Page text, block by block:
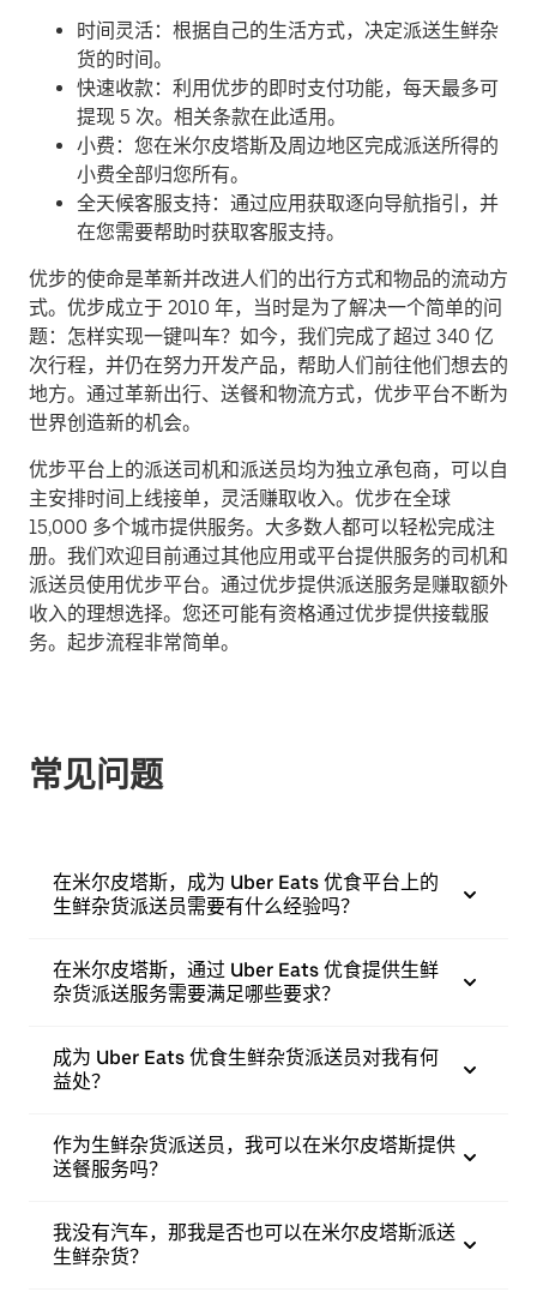
时间灵活：根据自己的生活方式，决定派送生鲜杂
货的时间。
快速收款：利用优步的即时支付功能，每天最多可
提现 5 次。相关条款在此适用。
小费：您在米尔皮塔斯及周边地区完成派送所得的
小费全部归您所有。
全天候客服支持：通过应用获取逐向导航指引，并
在您需要帮助时获取客服支持。
优步的使命是革新并改进人们的出行方式和物品的流动方
式。优步成立于 2010 年，当时是为了解决一个简单的问
题：怎样实现一键叫车？如今，我们完成了超过 340 亿
次行程，并仍在努力开发产品，帮助人们前往他们想去的
地方。通过革新出行、送餐和物流方式，优步平台不断为
世界创造新的机会。
优步平台上的派送司机和派送员均为独立承包商，可以自
主安排时间上线接单，灵活赚取收入。优步在全球
15,000 多个城市提供服务。大多数人都可以轻松完成注
册。我们欢迎目前通过其他应用或平台提供服务的司机和
派送员使用优步平台。通过优步提供派送服务是赚取额外
收入的理想选择。您还可能有资格通过优步提供接载服
务。起步流程非常简单。
常见问题
在米尔皮塔斯，成为 Uber Eats 优食平台上的
生鲜杂货派送员需要有什么经验吗？
在米尔皮塔斯，通过 Uber Eats 优食提供生鲜
杂货派送服务需要满足哪些要求？
成为 Uber Eats 优食生鲜杂货派送员对我有何
益处？
作为生鲜杂货派送员，我可以在米尔皮塔斯提供
送餐服务吗？
我没有汽车，那我是否也可以在米尔皮塔斯派送
生鲜杂货？